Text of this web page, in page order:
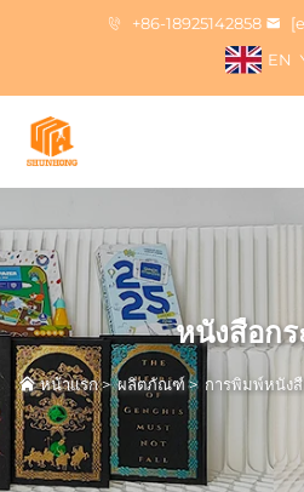
+86-18925142858
EN
หนังสือก
หน้าแรก>ผลิตภัณฑ์> การพิมพ์หนังสื